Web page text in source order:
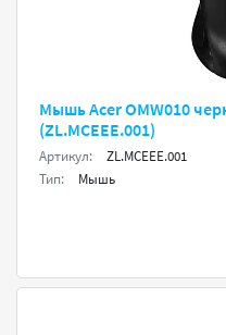
Мышь Acer OMW010
(ZL.MCEEE.001)
Артикул:
ZL.MCEEE.001
Тип:
Мышь